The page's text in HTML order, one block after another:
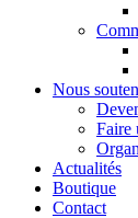
Nous
Faire
Actualités
Boutique
Contact